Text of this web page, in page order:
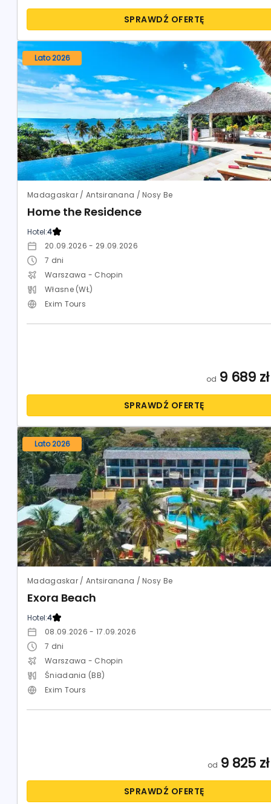
SPRAWDŹ OFERTĘ
Lato 2026
Madagaskar / Antsiranana / Nosy Be
Home the Residence
Hotel:4
20.09.2026 - 29.09.2026
7 dni
Warszawa - Chopin
Własne (WŁ)
Exim Tours
od 9 689 zł
SPRAWDŹ OFERTĘ
Lato 2026
Madagaskar / Antsiranana / Nosy Be
Exora Beach
Hotel:4
08.09.2026 - 17.09.2026
7 dni
Warszawa - Chopin
Śniadania (BB)
Exim Tours
od 9 825 zł
SPRAWDŹ OFERTĘ